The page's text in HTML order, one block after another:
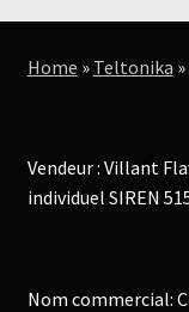
Home » Teltonika »
Vendeur : Villant
individuel SIREN
Nom commercial: